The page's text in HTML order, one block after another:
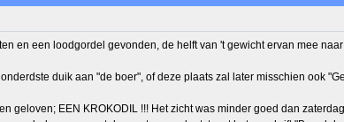
en een loodgordel gevonden, de helft van 't gewicht ervan mee
duik aan "de boer", of deze plaats zal later misschien ook
geloven; EEN KROKODIL !!! Het zicht was minder goed dan